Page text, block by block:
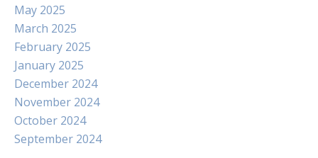
May 2025
March 2025
February 2025
January 2025
December 2024
November 2024
October 2024
September 2024